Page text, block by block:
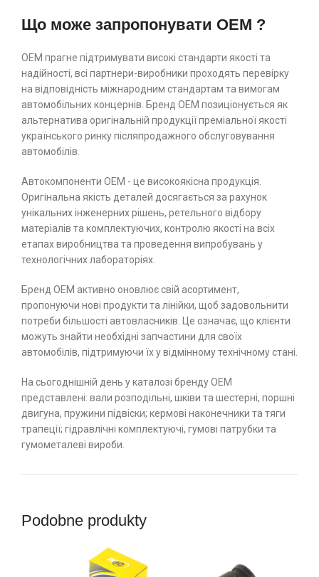
Що може запропонувати OEM ?
ОЕМ прагне підтримувати високі стандарти якості та
надійності, всі партнери-виробники проходять перевірку
на відповідність міжнародним стандартам та вимогам
автомобільних концернів. Бренд ОЕМ позиціонується як
альтернатива оригінальній продукції преміальної якості
українського ринку післяпродажного обслуговування
автомобілів.
Автокомпоненти ОЕМ - це високоякісна продукція.
Оригінальна якість деталей досягається за рахунок
унікальних інженерних рішень, ретельного відбору
матеріалів та комплектуючих, контролю якості на всіх
етапах виробництва та проведення випробувань у
технологічних лабораторіях.
Бренд ОЕМ активно оновлює свій асортимент,
пропонуючи нові продукти та лінійки, щоб задовольнити
потреби більшості автовласників. Це означає, що клієнти
можуть знайти необхідні запчастини для своїх
автомобілів, підтримуючи їх у відмінному технічному стані.
На сьогоднішній день у каталозі бренду ОЕМ
представлені: вали розподільні, шківи та шестерні, поршні
двигуна, пружини підвіски; кермові наконечники та тяги
трапеції; гідравлічні комплектуючі, гумові патрубки та
гумометалеві вироби.
Podobne produkty